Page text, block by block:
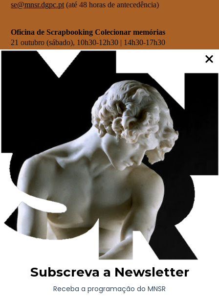
se@mnsr.dgpc.pt (até 48 horas de antecedência)
Oficina de Scrapbooking Colecionar memórias
21 outubro (sábado), 10h30-12h30 | 14h30-17h30
Público | Jovens e adultos
Valor | 10 EUR
Oficina orientada pelo Serviço de Educação / Jorge Coutinho
Lembranças especiais marcam a vida das pessoas. Essas
lembranças, que eternizam momentos e experiências,
materializam-se sob formas diversas: um desenho, uma
fotografia, uma carta ou um cartão. São lembranças que
carregam um significado especial e, por isso, são guardados
religiosamente. Nesta oficina, colecionamos memórias com a
produção de um scrapbook. Participe!
Uma mão cheia de objetos
22 outubro (domingo), 10h30-12h30
Público | Famílias com crianças e jovens dos 6 aos 16 anos
Valor | 2 Euros
Oficina orientada pelo Serviço de Educação / Paula Azeredo
Entre pintura, escultura e artes decorativas da exposição de
longa duração, apuramos o “olho de lince” mas também o
pensar e sentir o que se não vê. Somos desafiados a descobrir
pormenores e a conhecer histórias, técnicas, formas, funções,
usos e significados. E tudo vai ficar registado na construção de
um móbil. Participe em família!